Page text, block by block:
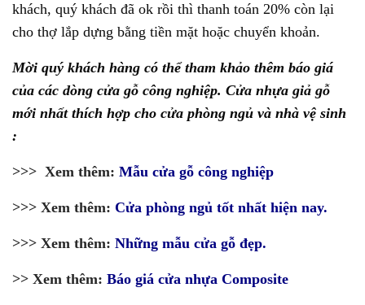
khách, quý khách đã ok rồi thì thanh toán 20% còn lại
cho thợ lắp dựng bằng tiền mặt hoặc chuyển khoản.
Mời quý khách hàng có thể tham khảo thêm báo giá
của các dòng cửa gỗ công nghiệp. Cửa nhựa giả gỗ
mới nhất thích hợp cho cửa phòng ngủ và nhà vệ sinh
:
>>> Xem thêm: Mẫu cửa gỗ công nghiệp
>>> Xem thêm: Cửa phòng ngủ tốt nhất hiện nay.
>>> Xem thêm: Những mẫu cửa gỗ đẹp.
>> Xem thêm: Báo giá cửa nhựa Composite